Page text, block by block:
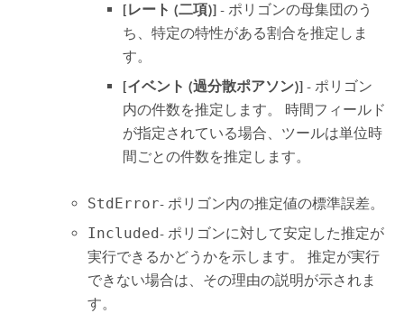
[レート (二項)]- ポリゴンの母集団のう
ち、特定の特性がある割合を推定しま
す。
[イベント (過分散ポアソン)]- ポリゴン
内の件数を推定します。 時間フィールド
が指定されている場合、ツールは単位時
間ごとの件数を推定します。
StdError- ポリゴン内の推定値の標準誤差。
Included- ポリゴンに対して安定した推定が
実行できるかどうかを示します。 推定が実行
できない場合は、その理由の説明が示されま
す。